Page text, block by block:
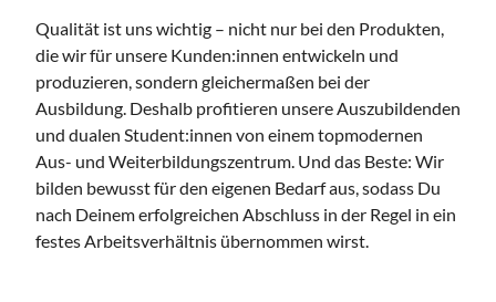
Qualität ist uns wichtig – nicht nur bei den Produkten,
die wir für unsere Kunden:innen entwickeln und
produzieren, sondern gleichermaßen bei der
Ausbildung. Deshalb profitieren unsere Auszubildenden
und dualen Student:innen von einem topmodernen
Aus- und Weiterbildungszentrum. Und das Beste: Wir
bilden bewusst für den eigenen Bedarf aus, sodass Du
nach Deinem erfolgreichen Abschluss in der Regel in ein
festes Arbeitsverhältnis übernommen wirst.